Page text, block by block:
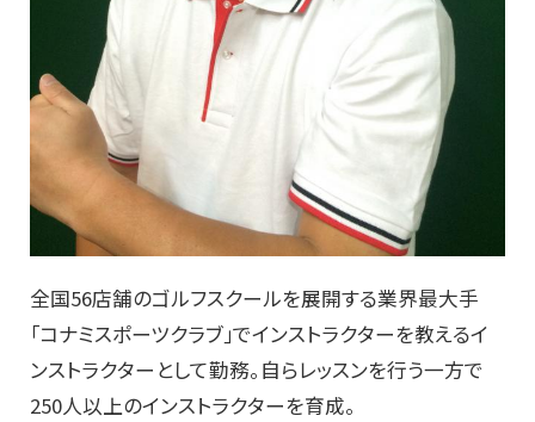
全国56店舗のゴルフスクールを展開する業界最大手
｢コナミスポーツクラブ｣でインストラクターを教えるイ
ンストラクターとして勤務。自らレッスンを行う一方で
250人以上のインストラクターを育成。